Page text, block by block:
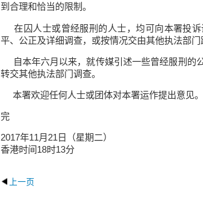
到合理和恰当的限制。
在囚人士或曾经服刑的人士，均可向本署投
平、公正及详细调查，或按情况交由其他执法部门
自本年六月以来，就传媒引述一些曾经服刑的
转交其他执法部门调查。
本署欢迎任何人士或团体对本署运作提出意见。
完
2017年11月21日（星期二）
香港时间18时13分
上一页